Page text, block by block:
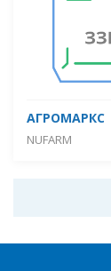
АГРОМАРКС
NUFARM